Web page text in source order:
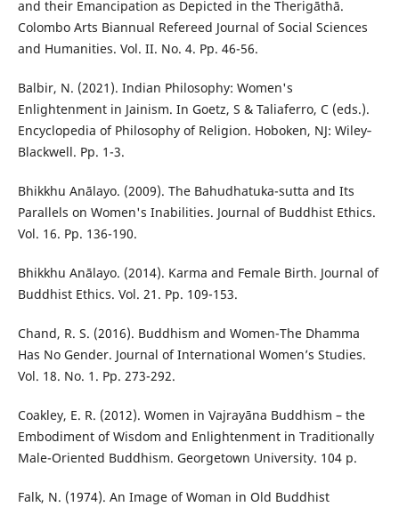
and their Emancipation as Depicted in the Therigāthā.
Colombo Arts Biannual Refereed Journal of Social Sciences
and Humanities. Vol. II. No. 4. Pp. 46-56.
Balbir, N. (2021). Indian Philosophy: Women's
Enlightenment in Jainism. In Goetz, S & Taliaferro, C (eds.).
Encyclopedia of Philosophy of Religion. Hoboken, NJ: Wiley‐
Blackwell. Pp. 1-3.
Bhikkhu Anālayo. (2009). The Bahudhatuka-sutta and Its
Parallels on Women's Inabilities. Journal of Buddhist Ethics.
Vol. 16. Pp. 136-190.
Bhikkhu Anālayo. (2014). Karma and Female Birth. Journal of
Buddhist Ethics. Vol. 21. Pp. 109-153.
Chand, R. S. (2016). Buddhism and Women-The Dhamma
Has No Gender. Journal of International Women’s Studies.
Vol. 18. No. 1. Pp. 273-292.
Coakley, E. R. (2012). Women in Vajrayāna Buddhism – the
Embodiment of Wisdom and Enlightenment in Traditionally
Male-Oriented Buddhism. Georgetown University. 104 p.
Falk, N. (1974). An Image of Woman in Old Buddhist